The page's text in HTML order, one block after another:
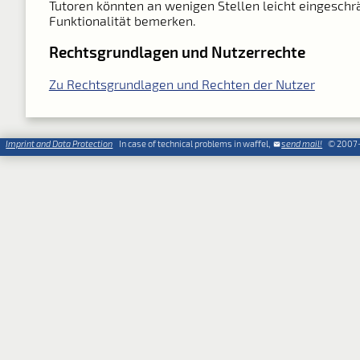
Tutoren könnten an wenigen Stellen leicht
Funktionalität bemerken.
Rechtsgrundlagen und Nutzerrechte
Zu Rechtsgrundlagen und Rechten der Nutzer
Imprint and Data Protection In case of technical problems in waffel, send mail! ©